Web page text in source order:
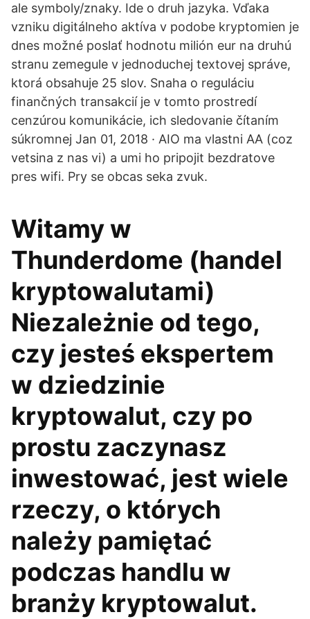
ale symboly/znaky. Ide o druh jazyka. Vďaka
vzniku digitálneho aktíva v podobe kryptomien je
dnes možné poslať hodnotu milión eur na druhú
stranu zemegule v jednoduchej textovej správe,
ktorá obsahuje 25 slov. Snaha o reguláciu
finančných transakcií je v tomto prostredí
cenzúrou komunikácie, ich sledovanie čítaním
súkromnej Jan 01, 2018 · AIO ma vlastni AA (coz
vetsina z nas vi) a umi ho pripojit bezdratove
pres wifi. Pry se obcas seka zvuk.
Witamy w
Thunderdome (handel
kryptowalutami)
Niezależnie od tego,
czy jesteś ekspertem
w dziedzinie
kryptowalut, czy po
prostu zaczynasz
inwestować, jest wiele
rzeczy, o których
należy pamiętać
podczas handlu w
branży kryptowalut.